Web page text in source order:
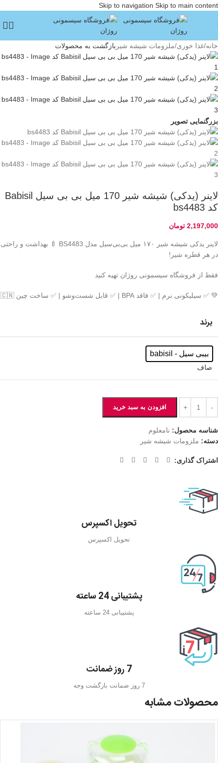
Skip to navigation Skip to main content
خانه/غذا خوری/ملزومات شیشه شیر بازگشت به محصولات
بزرگنمایی تصویر
لاینر (یدکی) شیشه شیر 170 میل بی بی سیل Babisil
کد bs4483
2,197,000 تومان
لاینر یدکی شیشه شیر ۱۷۰ میل بی‌بی‌سیل مدل BS4483 🍼 بهداشت و راحتی
در هر قطره شیر!
فقط از فروشگاه سیسمونی روژان تهیه کنید
💚 ✅ سیلیکونی نرم | ✅ فاقد BPA | ✅ قابل شست‌وشو | ✅ ساخت چین 🇨🇳
برند
بیبی سیل - babisil
صاف
افزودن به سبد خرید
شناسه محصول: نامعلوم
دسته: ملزومات شیشه شیر
اشتراک گذاری:
تحویل اکسپرس
تحویل اکسپرس
پشتیبانی 24 ساعته
پشتیبانی 24 ساعته
7 روز ضمانت
7 روز ضمانت بازگشت وجه
محصولات مشابه